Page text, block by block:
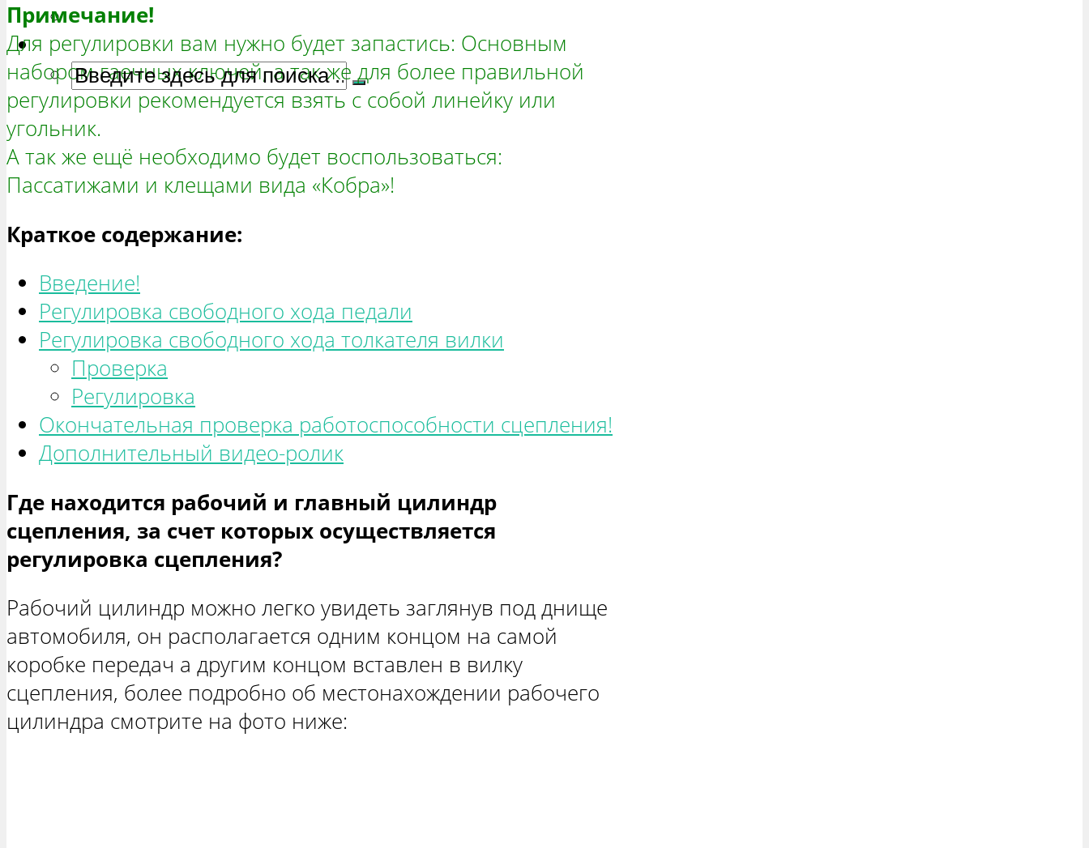
РЕМОНТ ЛАДА ЛАРГУС
Примечание!
Для регулировки вам нужно будет запастись: Основным
набором гаечных ключей, а так же для более правильной
регулировки рекомендуется взять с собой линейку или
угольник.
А так же ещё необходимо будет воспользоваться:
Пассатижами и клещами вида «Кобра»!
Краткое содержание:
Введение!
Регулировка свободного хода педали
Регулировка свободного хода толкателя вилки
Проверка
Регулировка
Окончательная проверка работоспособности сцепления!
Дополнительный видео-ролик
Где находится рабочий и главный цилиндр
сцепления, за счет которых осуществляется
регулировка сцепления?
Рабочий цилиндр можно легко увидеть заглянув под днище
автомобиля, он располагается одним концом на самой
коробке передач а другим концом вставлен в вилку
сцепления, более подробно об местонахождении рабочего
цилиндра смотрите на фото ниже: